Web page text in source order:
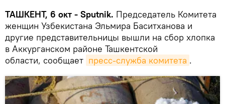
ТАШКЕНТ, 6 окт - Sputnik. Председатель Комитета
женщин Узбекистана Эльмира Баситханова и
другие представительницы вышли на сбор хлопка
в Аккурганском районе Ташкентской
области, сообщает пресс-служба комитета .